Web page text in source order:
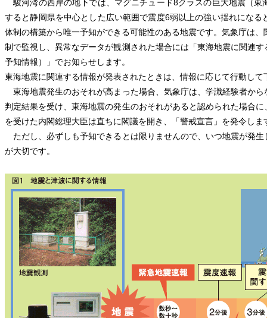
駿河湾の西岸の地下では、マグニチュード8クラスの巨大地震（
すると静岡県を中心とした広い範囲で震度6弱以上の強い揺れにな
体制の構築から唯一予知ができる可能性のある地震です。気象庁は
制で監視し、異常なデータが観測された場合には「東海地震に関連
予知情報）」でお知らせします。
東海地震に関連する情報が発表されたときは、情報に応じて行動して
東海地震発生のおそれが高まった場合、気象庁は、学識経験者か
判定結果を受け、東海地震の発生のおそれがあると認められた場合
を受けた内閣総理大臣は直ちに閣議を開き、「警戒宣言」を発令しま
ただし、必ずしも予知できるとは限りませんので、いつ地震が発
が大切です。